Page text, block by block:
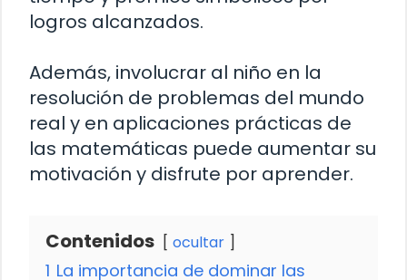
logros alcanzados.
Además, involucrar al niño en la
resolución de problemas del mundo
real y en aplicaciones prácticas de
las matemáticas puede aumentar su
motivación y disfrute por aprender.
Contenidos ocultar
1 La importancia de dominar las